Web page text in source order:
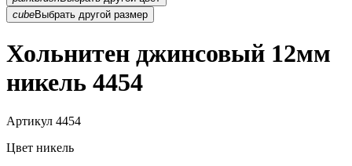
cubeВыбрать другой размер
Хольнитен джинсовый 12мм
никель 4454
Артикул 4454
Цвет никель